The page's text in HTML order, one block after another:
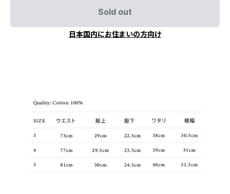
Sold out
日本国内にお住まいの方向け